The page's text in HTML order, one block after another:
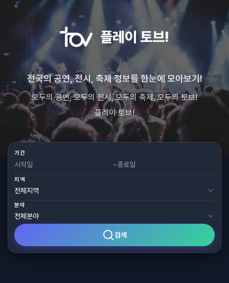
플레이 토브!
전국의 공연, 전시, 축제 정보를 한눈에 모아보기!
모두의 공연, 모두의 전시, 모두의 축제, 모두의 토브!
플레이 토브!
기간
~
지역
분야
검색